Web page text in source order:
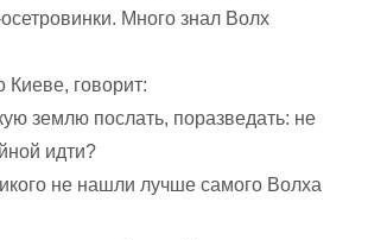
Много знал Волх
Киеве, говорит:
землю послать, поразведать: не
идти?
не нашли лучше самого Волха